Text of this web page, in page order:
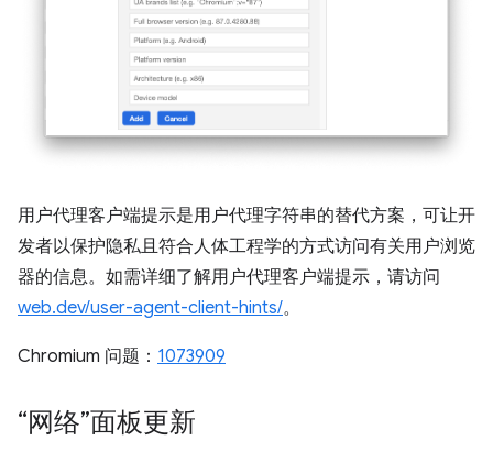
用户代理客户端提示是用户代理字符串的替代方案，可让开
发者以保护隐私且符合人体工程学的方式访问有关用户浏览
器的信息。如需详细了解用户代理客户端提示，请访问
web.dev/user-agent-client-hints/。
Chromium 问题： 1073909
“网络”面板更新